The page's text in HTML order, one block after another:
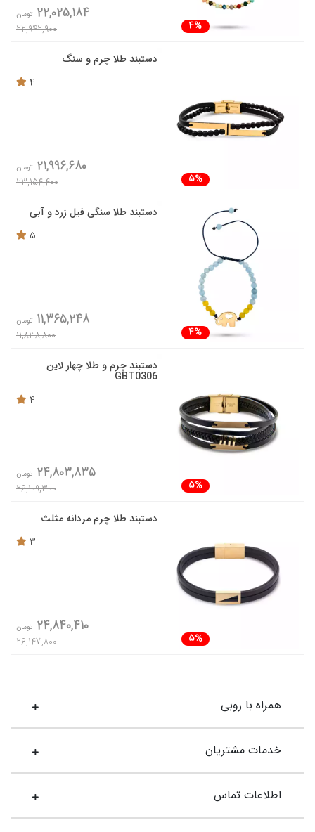
4%
22,025,184 تومان
22,942,900
دستبند طلا چرم و سنگ
4
5%
21,996,680 تومان
23,154,400
دستبند طلا سنگی فیل زرد و آبی
5
4%
11,365,248 تومان
11,838,800
دستبند چرم و طلا چهار لاین
GBT0306
4
5%
24,803,835 تومان
26,109,300
دستبند طلا چرم مردانه مثلث
3
5%
24,840,410 تومان
26,147,800
همراه با روبی
خدمات مشتریان
اطلاعات تماس